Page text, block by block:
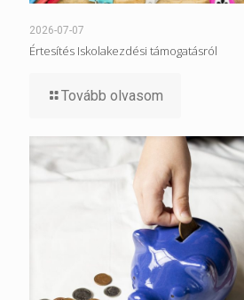
2026-07-07
Értesítés Iskolakezdési támogatásról
Tovább olvasom